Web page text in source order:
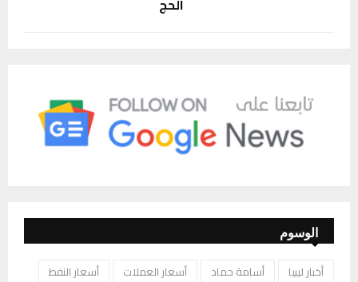
الوسوم
أخبار ليبيا أسامة حماد أسعار العملات
أسعار النفط